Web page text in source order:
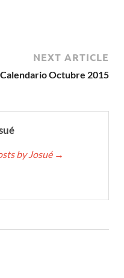
NEXT ARTICLE
Calendario Octubre 2015
by Josué →